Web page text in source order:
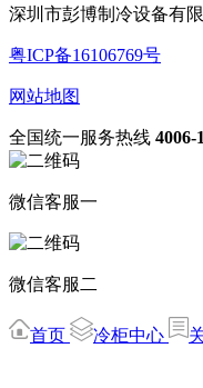
深圳市彭博制冷设备有
粤ICP备16106769号
网站地图
全国统一服务热线 4006-
微信客服一
微信客服二
首页 冷柜中心